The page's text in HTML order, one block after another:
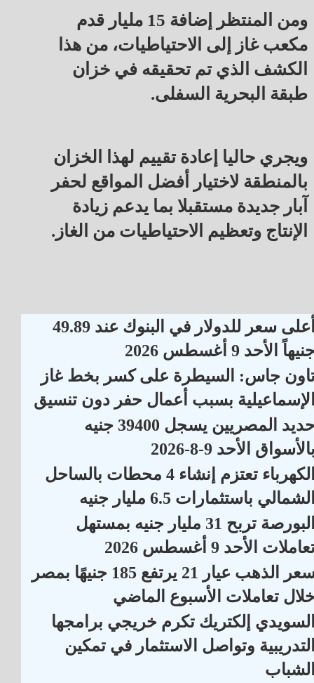
ومن المنتظر إضافة 15 مليار قدم
مكعب غاز إلى الاحتياطيات، من هذا
الكشف الذي تم تحقيقه في خزان
طبقة البحرية السفلى.
ويجري حاليا إعادة تقييم لهذا الخزان
بالمنطقة لاختيار أفضل المواقع لحفر
آبار جديدة مستقبلا بما يدعم زيادة
الإنتاج وتعظيم الاحتياطيات من الغاز.
أعلى سعر للدولار في البنوك عند 49.89
الأحد 9 أغسطس 2026
جاس: السيطرة على كسر بخط غاز
بسبب أعمال حفر دون تنسيق
حديد المصريين يسجل 39400 جنيه
الأحد 9-8-2026
الكهرباء تعتزم إنشاء 4 محطات بالساحل
باستثمارات 6.5 مليار جنيه
البورصة تربح 31 مليار جنيه بمستهل
الأحد 9 أغسطس 2026
سعر الذهب عيار 21 يرتفع 185 جنيهًا بمصر
تعاملات الأسبوع الماضي
إلكتريك تكرم خريجي برامجها
وتواصل الاستثمار في تمكين